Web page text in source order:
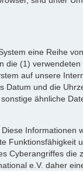
eine Reihe von
die (1) verwendeten
auf unsere
Datum und die
ähnliche
Informationen
Funktionsfähigkeit
Cyberangriffes die
e.V. daher